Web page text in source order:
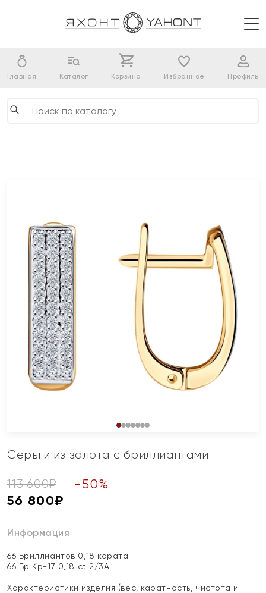
Главная Каталог Корзина Избранное Профиль
Серьги из золота с бриллиантами
113 600₽ - 50%
56 800₽
Информация
66 Бриллиантов 0,18 карата
66 Бр Кр-17 0,18 ct 2/3А
Характеристики изделия (вес, каратность, чистота и